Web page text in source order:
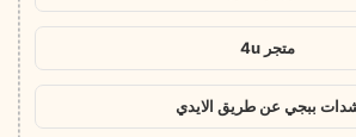
متجر 4u
ببجي عن طريق الايدي